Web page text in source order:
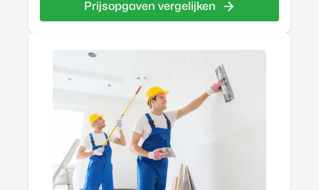
Prijsopgaven vergelijken